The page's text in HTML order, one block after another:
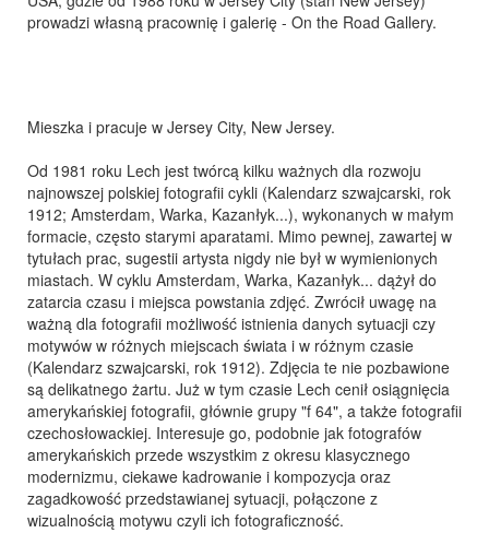
prowadzi własną pracownię i galerię - On the Road Gallery.
Mieszka i pracuje w Jersey City, New Jersey.
Od 1981 roku Lech jest twórcą kilku ważnych dla rozwoju
najnowszej polskiej fotografii cykli (Kalendarz szwajcarski, rok
1912; Amsterdam, Warka, Kazanłyk...), wykonanych w małym
formacie, często starymi aparatami. Mimo pewnej, zawartej w
tytułach prac, sugestii artysta nigdy nie był w wymienionych
miastach. W cyklu Amsterdam, Warka, Kazanłyk... dążył do
zatarcia czasu i miejsca powstania zdjęć. Zwrócił uwagę na
ważną dla fotografii możliwość istnienia danych sytuacji czy
motywów w różnych miejscach świata i w różnym czasie
(Kalendarz szwajcarski, rok 1912). Zdjęcia te nie pozbawione
są delikatnego żartu. Już w tym czasie Lech cenił osiągnięcia
amerykańskiej fotografii, głównie grupy "f 64", a także fotografii
czechosłowackiej. Interesuje go, podobnie jak fotografów
amerykańskich przede wszystkim z okresu klasycznego
modernizmu, ciekawe kadrowanie i kompozycja oraz
zagadkowość przedstawianej sytuacji, połączone z
wizualnością motywu czyli ich fotograficzność.